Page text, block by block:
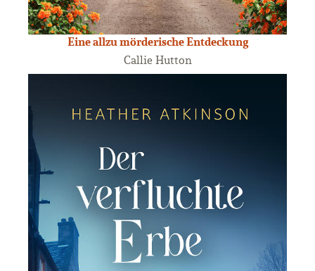
Eine allzu mörderische Entdeckung
Callie Hutton